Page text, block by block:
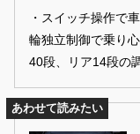
・スイッチ操作で
輪独立制御で乗り
40段、リア14段の
あわせて読みたい